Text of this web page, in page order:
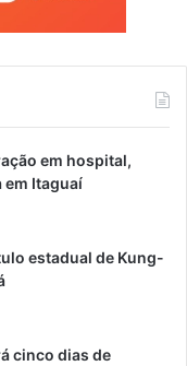
em hospital,
em Itaguaí
estadual de Kung-
cinco dias de